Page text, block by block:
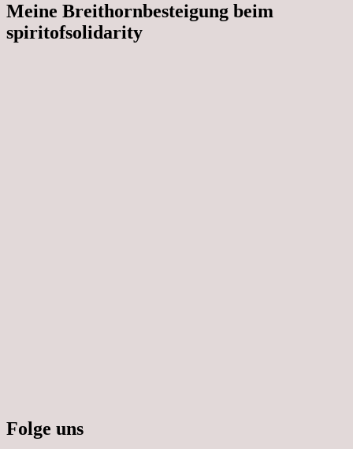
Meine Breithornbesteigung beim
spiritofsolidarity
Folge uns